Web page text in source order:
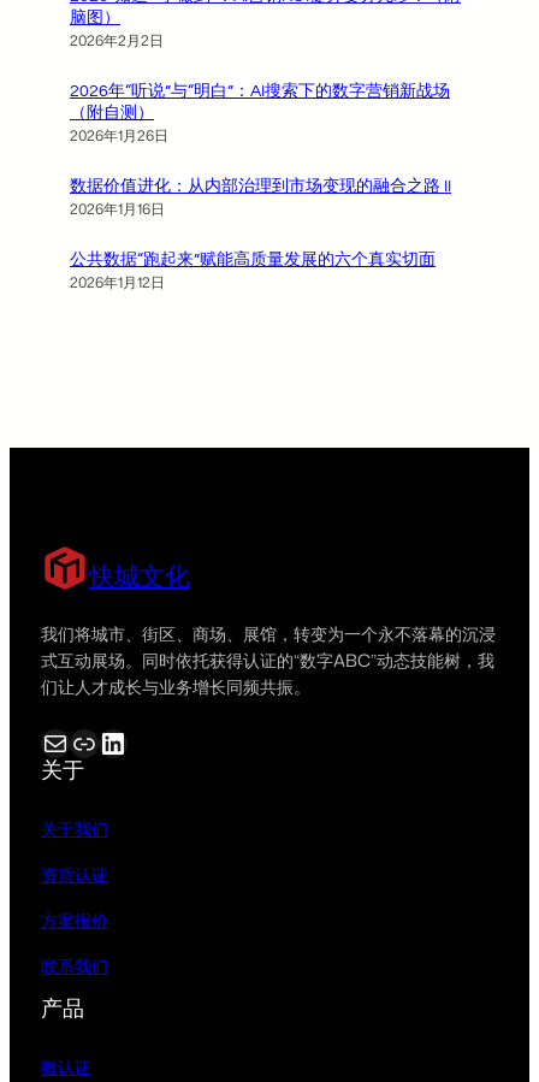
脑图）
2026年2月2日
2026年“听说”与“明白”：AI搜索下的数字营销新战场
（附自测）
2026年1月26日
数据价值进化：从内部治理到市场变现的融合之路 II
2026年1月16日
公共数据“跑起来”赋能高质量发展的六个真实切面
2026年1月12日
快城文化
我们将城市、街区、商场、展馆，转变为一个永不落幕的沉浸
式互动展场。同时依托获得认证的“数字ABC”动态技能树，我
们让人才成长与业务增长同频共振。
电子邮件链接LinkedIn
关于
关于我们
资质认证
方案报价
联系我们
产品
微认证